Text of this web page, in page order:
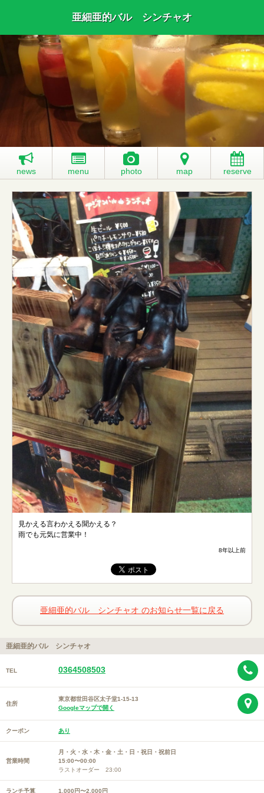
亜細亜的バル シンチャオ
news menu photo map reserve
見かえる言わかえる聞かえる？
雨でも元気に営業中！
8年以上前
亜細亜的バル シンチャオ のお知らせ一覧に戻る
亜細亜的バル シンチャオ
TEL 0364508503
住所
東京都世田谷区太子堂1-15-13
Googleマップで開く
クーポン あり
営業時間
月・火・水・木・金・土・日・祝日・祝前日
15:00〜00:00
ラストオーダー 23:00
ランチ予算 1,000円〜2,000円